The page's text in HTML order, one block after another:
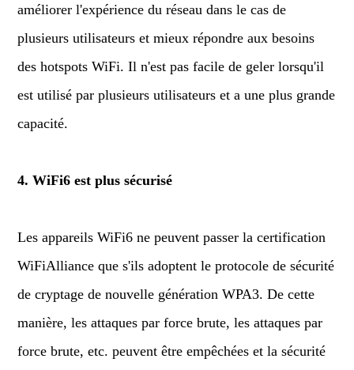
améliorer l'expérience du réseau dans le cas de
plusieurs utilisateurs et mieux répondre aux besoins
des hotspots WiFi. Il n'est pas facile de geler lorsqu'il
est utilisé par plusieurs utilisateurs et a une plus grande
capacité.
4. WiFi6 est plus sécurisé
Les appareils WiFi6 ne peuvent passer la certification
WiFiAlliance que s'ils adoptent le protocole de sécurité
de cryptage de nouvelle génération WPA3. De cette
manière, les attaques par force brute, les attaques par
force brute, etc. peuvent être empêchées et la sécurité